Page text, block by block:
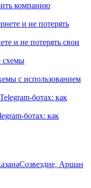
компанию
и не потерять свои
с использованием
ботах: как
Созвездие, Аршан